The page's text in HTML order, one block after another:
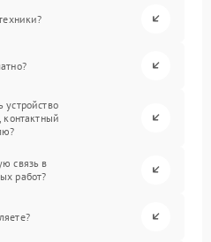
контактный
связь в
работ?